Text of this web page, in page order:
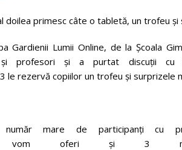
doilea primesc câte o tabletă, un trofeu
Gardienii Lumii Online, de la Școala
și profesori și a purtat discuții cu
le rezervă copiilor un trofeu și surprizele
mare de participanți cu
oferi și 3